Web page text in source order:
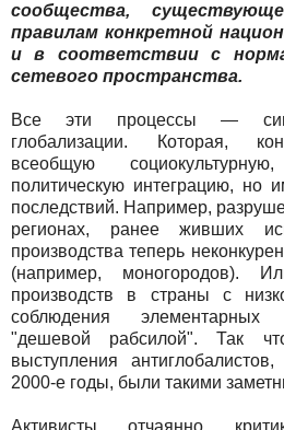
сообщества,
правилам конкретной
и в соответствии с
сетевого пространства.
Все эти процессы —
глобализации. Которая,
всеобщую
политическую интеграцию, но
последствий. Например,
регионах, ранее живших
производства теперь
(например, моногородов).
производств в страны с
соблюдения элементарных
"дешевой рабсилой". Так
выступления
2000-е годы, были такими